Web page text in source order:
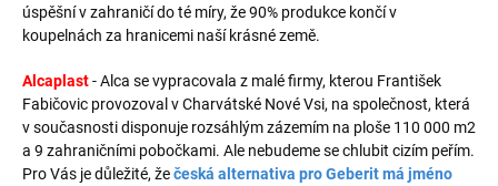
úspěšní v zahraničí do té míry, že 90% produkce končí v
koupelnách za hranicemi naší krásné země.
Alcaplast- Alca se vypracovala z malé firmy, kterou František
Fabičovic provozoval v Charvátské Nové Vsi, na společnost, která
v současnosti disponuje rozsáhlým zázemím na ploše 110 000 m2
a 9 zahraničními pobočkami. Ale nebudeme se chlubit cizím peřím.
Pro Vás je důležité, žečeská alternativa pro Geberit má jméno